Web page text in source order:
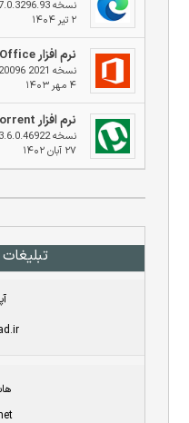
نسخه v137.0.3296.93
۲ تیر ۱۴۰۴
نرم افزار Microsoft Office
نسخه 2021 VL v2409 Build 18025.20096
۴ مهر ۱۴۰۳
نرم افزار uTorrent
نسخه v3.6.0.46922
۲۷ آبان ۱۴۰۲